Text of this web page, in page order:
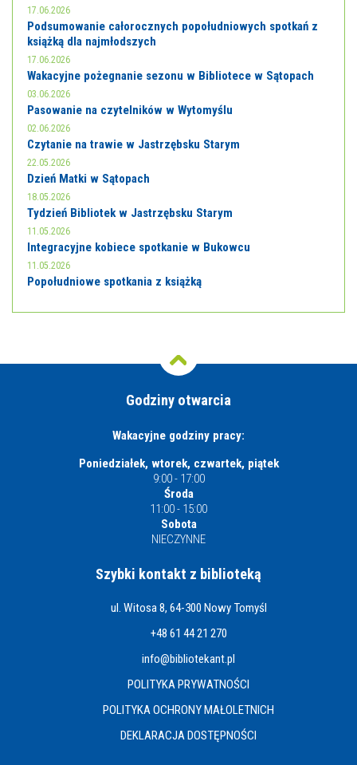
17.06.2026
Podsumowanie całorocznych popołudniowych spotkań z
książką dla najmłodszych
17.06.2026
Wakacyjne pożegnanie sezonu w Bibliotece w Sątopach
03.06.2026
Pasowanie na czytelników w Wytomyślu
02.06.2026
Czytanie na trawie w Jastrzębsku Starym
22.05.2026
Dzień Matki w Sątopach
18.05.2026
Tydzień Bibliotek w Jastrzębsku Starym
11.05.2026
Integracyjne kobiece spotkanie w Bukowcu
11.05.2026
Popołudniowe spotkania z książką
Godziny otwarcia
Wakacyjne godziny pracy:
Poniedziałek, wtorek, czwartek, piątek
9:00 - 17:00
Środa
11:00 - 15:00
Sobota
NIECZYNNE
Szybki kontakt z biblioteką
ul. Witosa 8, 64-300 Nowy Tomyśl
+48 61 44 21 270
info@bibliotekant.pl
POLITYKA PRYWATNOŚCI
POLITYKA OCHRONY MAŁOLETNICH
DEKLARACJA DOSTĘPNOŚCI